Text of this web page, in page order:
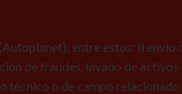
entre estos: i) envío
de fraudes, lavado de
técnico o de campo